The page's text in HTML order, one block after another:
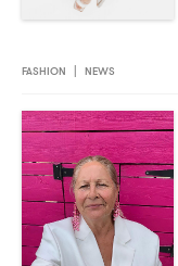
FASHION | NEWS